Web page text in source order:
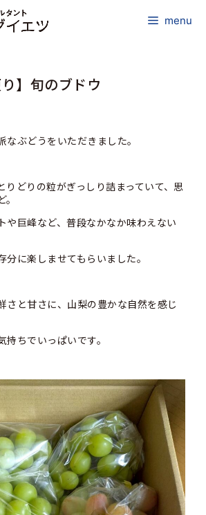
menu
り】旬のブドウ
なぶどうをいただきました。
りどりの粒がぎっしり詰まっていて、思
や巨峰など、普段なかなか味わえない
分に楽しませてもらいました。
さと甘さに、山梨の豊かな自然を感じ
ちでいっぱいです。